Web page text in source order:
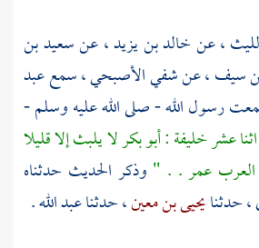
، عنخالد بن يزيد، عنسعيد بن
سيف، عنشفي الأصبحي، سمععبد
رسول الله - صلى الله عليه وسلم -
عشر خليفة :أبو بكرلا يلبث إلا قليلا
عمر. . " وذكر الحديث حدثناه
، حدثنايحيى بن معين، حدثناعبد الله.